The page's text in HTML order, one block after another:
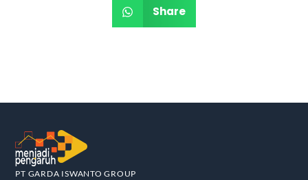
Share
PT GARDA ISWANTO GROUP